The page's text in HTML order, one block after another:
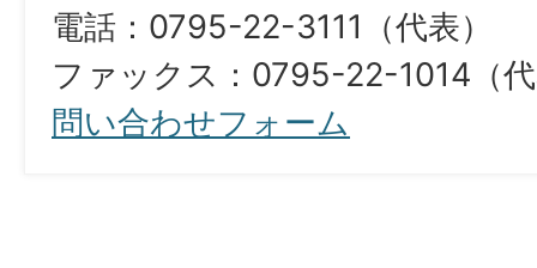
電話：0795-22-3111（代表）
ファックス：0795-22-1014（
問い合わせフォーム